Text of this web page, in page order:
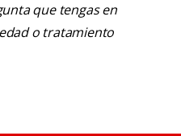
que tengas en
o tratamiento